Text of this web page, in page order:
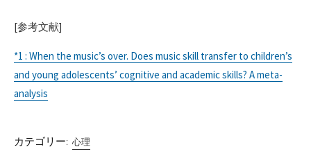
[参考文献]
*1 : When the music’s over. Does music skill transfer to children’s
and young adolescents’ cognitive and academic skills? A meta-
analysis
カテゴリー: 心理